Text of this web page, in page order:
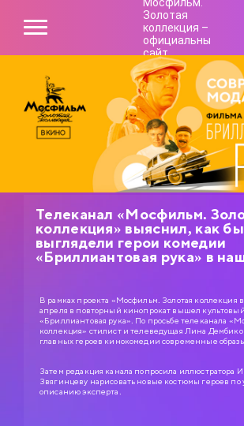
Телеканал «Мосфильм.
коллекция» выяснил, как бы
выглядели герои комедии
«Бриллиантовая рука» в
В рамках проекта «Мосфильм. Золотая коллекция
апреля в повторный кинопрокат вышел
«Бриллиантовая рука». По просьбе телеканала
коллекция» стилист и телеведущая Лина
главных героев кинокомедии современные
Затем редакция канала попросила иллюстратора
Звягинцеву нарисовать новые костюмы героев по
описанию эксперта.